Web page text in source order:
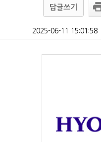
답글쓰기
2025-06-11 15:01:58